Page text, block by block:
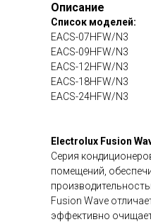
Описание
Список моделей:
EACS-07HFW/N3
EACS-09HFW/N3
EACS-12HFW/N3
EACS-18HFW/N3
EACS-24HFW/N3
Electrolux Fusion
Серия
помещений,
Fusion Wave
эффективно